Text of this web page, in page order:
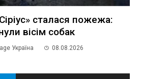
сталася пожежа:
вісім собак
Україна 08.08.2026